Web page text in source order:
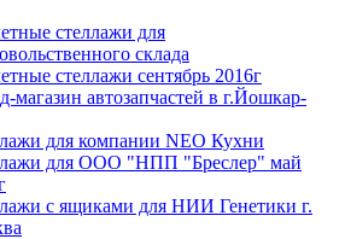
стеллажи для
склада
стеллажи сентябрь 2016г
магазин автозапчастей в г.Йошкар-
для компании NEO Кухни
для ООО "НПП "Бреслер" май
с ящиками для НИИ Генетики г.